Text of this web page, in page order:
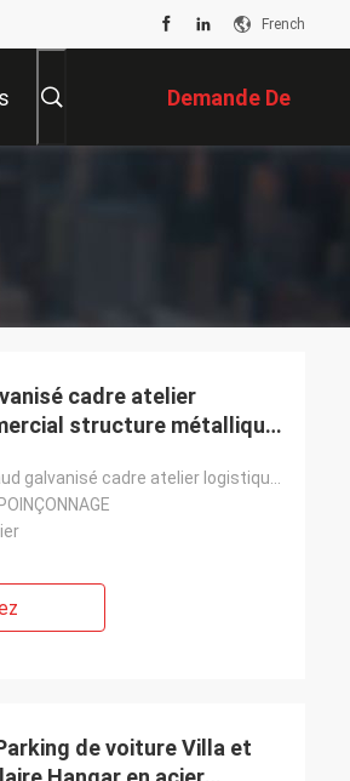
French
Demande De
Soumission
cadre atelier
structure métallique
de voiture Villa et